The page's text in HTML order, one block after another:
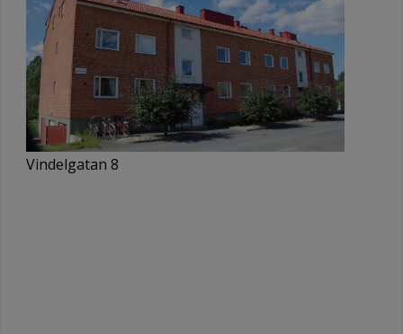
Vindelgatan 8